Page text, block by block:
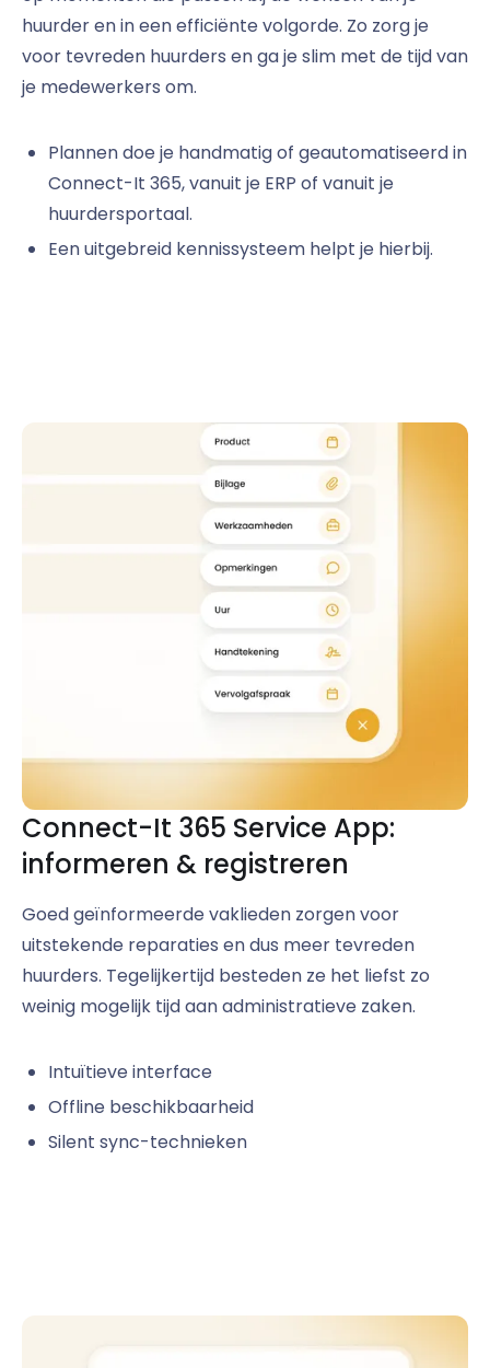
huurder en in een efficiënte volgorde. Zo zorg je
voor tevreden huurders en ga je slim met de tijd van
je medewerkers om.
Plannen doe je handmatig of geautomatiseerd in
Connect-It 365, vanuit je ERP of vanuit je
huurdersportaal.
Een uitgebreid kennissysteem helpt je hierbij.
Connect-It 365 Service App:
informeren & registreren
Goed geïnformeerde vaklieden zorgen voor
uitstekende reparaties en dus meer tevreden
huurders. Tegelijkertijd besteden ze het liefst zo
weinig mogelijk tijd aan administratieve zaken.
Intuïtieve interface
Offline beschikbaarheid
Silent sync-technieken